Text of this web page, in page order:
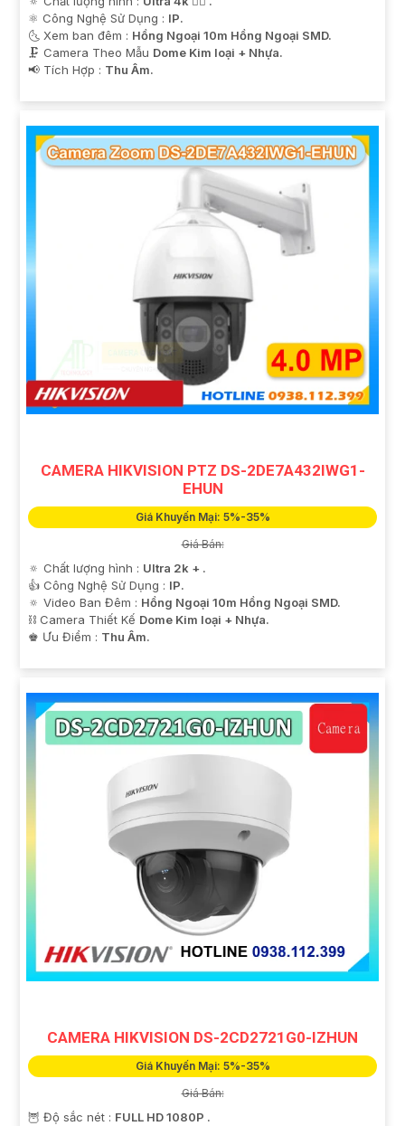
⚛️ Công Nghệ Sử Dụng : IP.
🌜 Xem ban đêm : Hồng Ngoại 10m Hồng Ngoại SMD.
🗜️ Camera Theo Mẫu Dome Kim loại + Nhựa.
️📢 Tích Hợp : Thu Âm.
CAMERA HIKVISION PTZ DS-2DE7A432IWG1-
EHUN
Giá Khuyến Mại: 5%-35%
Giá Bán:
🔅 Chất lượng hình : Ultra 2k + .
👍 Công Nghệ Sử Dụng : IP.
🔅 Video Ban Đêm : Hồng Ngoại 10m Hồng Ngoại SMD.
⛓ Camera Thiết Kế Dome Kim loại + Nhựa.
️♚ Ưu Điểm : Thu Âm.
CAMERA HIKVISION DS-2CD2721G0-IZHUN
Giá Khuyến Mại: 5%-35%
Giá Bán:
🦉 Độ sắc nét : FULL HD 1080P .